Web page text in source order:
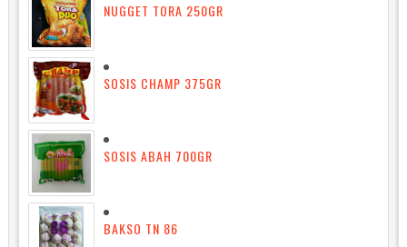
NUGGET TORA 250GR
SOSIS CHAMP 375GR
SOSIS ABAH 700GR
BAKSO TN 86